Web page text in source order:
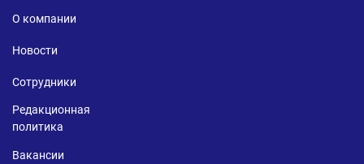
О компании
Новости
Сотрудники
Редакционная
политика
Вакансии